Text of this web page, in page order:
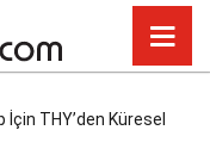
İçin THY’den Küresel